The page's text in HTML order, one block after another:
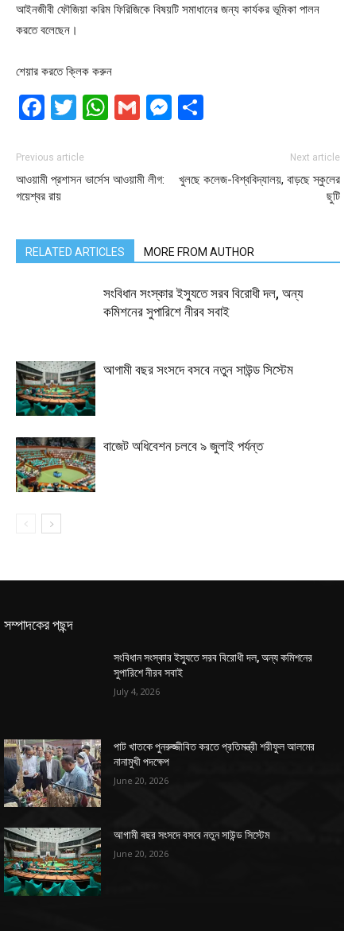
আইনজীবী ফৌজিয়া করিম ফিরিজিকে বিষয়টি সমাধানের জন্য কার্যকর ভূমিকা পালন
করতে বলেছেন।
শেয়ার করতে ক্লিক করুন
Facebook
Twitter
WhatsApp
GmailMessenger
Previous article
আওয়ামী প্রশাসন ভার্সেস আওয়ামী লীগ:
গয়েশ্বর রায়
Next article
খুলছে কলেজ-বিশ্ববিদ্যালয়, বাড়ছে স্কুলের
ছুটি
RELATED ARTICLES MORE FROM AUTHOR
সংবিধান সংস্কার ইস্যুতে সরব বিরোধী দল, অন্য
কমিশনের সুপারিশে নীরব সবাই
আগামী বছর সংসদে বসবে নতুন সাউন্ড সিস্টেম
বাজেট অধিবেশন চলবে ৯ জুলাই পর্যন্ত
সম্পাদকের পছন্দ
সংবিধান সংস্কার ইস্যুতে সরব বিরোধী দল, অন্য কমিশনের
সুপারিশে নীরব সবাই
July 4, 2026
পাট খাতকে পুনরুজ্জীবিত করতে প্রতিমন্ত্রী শরীফুল আলমের
নানামুখী পদক্ষেপ
June 20, 2026
আগামী বছর সংসদে বসবে নতুন সাউন্ড সিস্টেম
June 20, 2026